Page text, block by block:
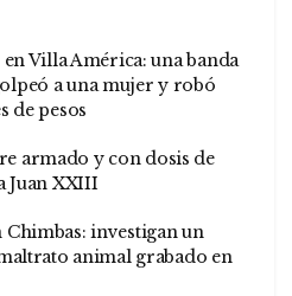
Villa América: una banda
a una mujer y robó
de pesos
armado y con dosis de
Juan XXIII
investigan un
animal grabado en